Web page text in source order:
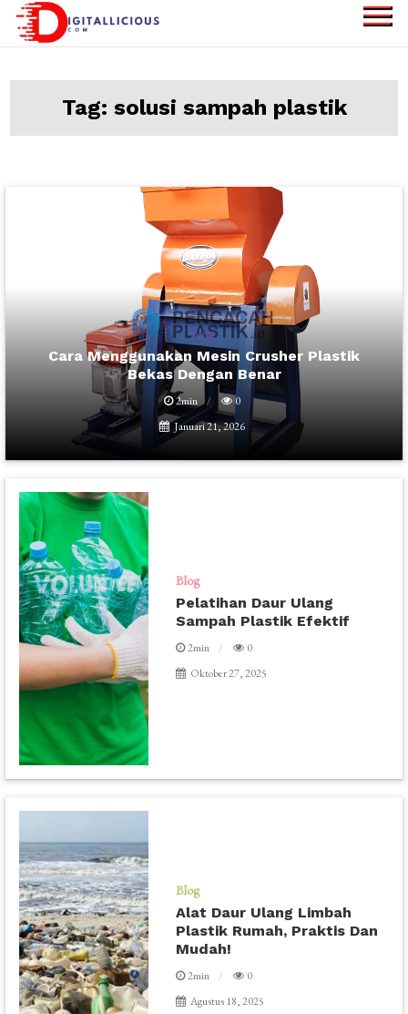
Skip
Information
Tag: solusi sampah plastik
Blog
Cara Menggunakan Mesin Crusher Plastik
Bekas Dengan Benar
2min
0
Januari 21, 2026
Blog
Pelatihan Daur Ulang
Sampah Plastik Efektif
2min
0
Oktober 27, 2025
Blog
Alat Daur Ulang Limbah
Plastik Rumah, Praktis Dan
Mudah!
2min
0
Agustus 18, 2025